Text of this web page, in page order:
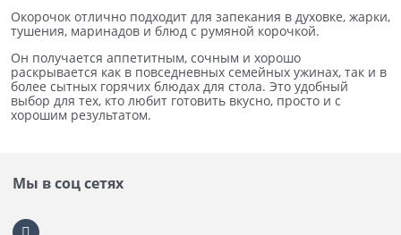
Окорочок отлично подходит для запекания в духовке, жарки,
тушения, маринадов и блюд с румяной корочкой.
Он получается аппетитным, сочным и хорошо
раскрывается как в повседневных семейных ужинах, так и в
более сытных горячих блюдах для стола. Это удобный
выбор для тех, кто любит готовить вкусно, просто и с
хорошим результатом.
Мы в соц сетях